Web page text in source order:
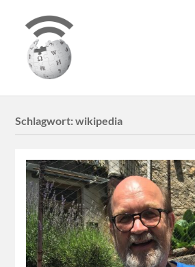
Schlagwort:wikipedia